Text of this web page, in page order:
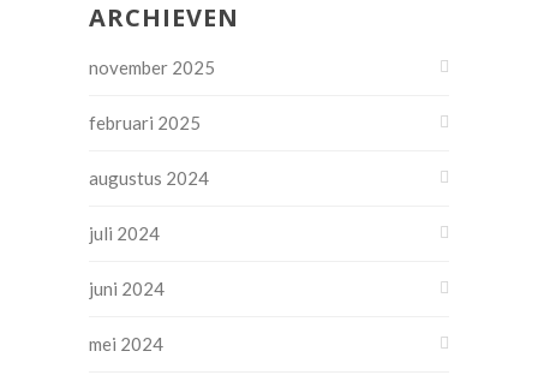
ARCHIEVEN
november 2025
februari 2025
augustus 2024
juli 2024
juni 2024
mei 2024